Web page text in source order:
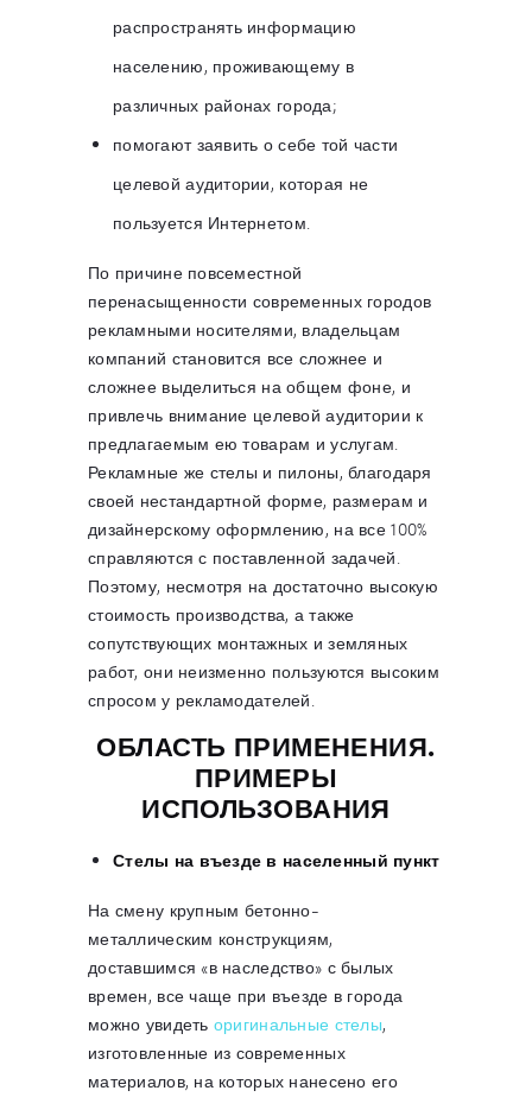
распространять информацию
населению, проживающему в
различных районах города;
помогают заявить о себе той части
целевой аудитории, которая не
пользуется Интернетом.
По причине повсеместной
перенасыщенности современных городов
рекламными носителями, владельцам
компаний становится все сложнее и
сложнее выделиться на общем фоне, и
привлечь внимание целевой аудитории к
предлагаемым ею товарам и услугам.
Рекламные же стелы и пилоны, благодаря
своей нестандартной форме, размерам и
дизайнерскому оформлению, на все 100%
справляются с поставленной задачей.
Поэтому, несмотря на достаточно высокую
стоимость производства, а также
сопутствующих монтажных и земляных
работ, они неизменно пользуются высоким
спросом у рекламодателей.
ОБЛАСТЬ ПРИМЕНЕНИЯ.
ПРИМЕРЫ
ИСПОЛЬЗОВАНИЯ
Стелы на въезде в населенный пункт
На смену крупным бетонно-
металлическим конструкциям,
доставшимся «в наследство» с былых
времен, все чаще при въезде в города
можно увидеть оригинальные стелы,
изготовленные из современных
материалов, на которых нанесено его